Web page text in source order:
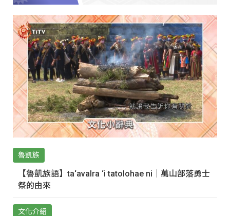
魯凱族
【魯凱族語】ta‘avalra ‘i tatolohae ni｜萬山部落勇士
祭的由來
文化介紹